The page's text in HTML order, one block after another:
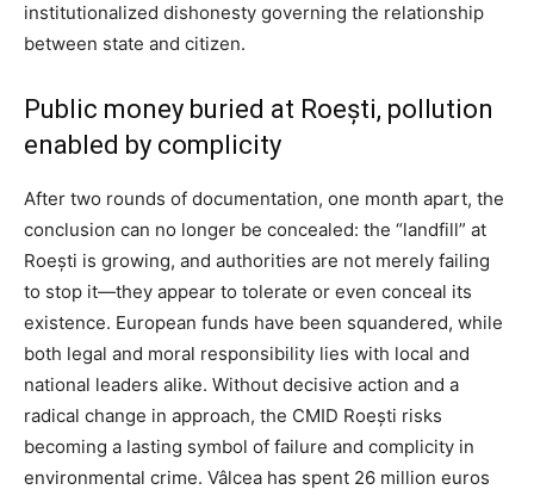
institutionalized dishonesty governing the relationship
between state and citizen.
Public money buried at Roești, pollution
enabled by complicity
After two rounds of documentation, one month apart, the
conclusion can no longer be concealed: the “landfill” at
Roești is growing, and authorities are not merely failing
to stop it—they appear to tolerate or even conceal its
existence. European funds have been squandered, while
both legal and moral responsibility lies with local and
national leaders alike. Without decisive action and a
radical change in approach, the CMID Roești risks
becoming a lasting symbol of failure and complicity in
environmental crime. Vâlcea has spent 26 million euros